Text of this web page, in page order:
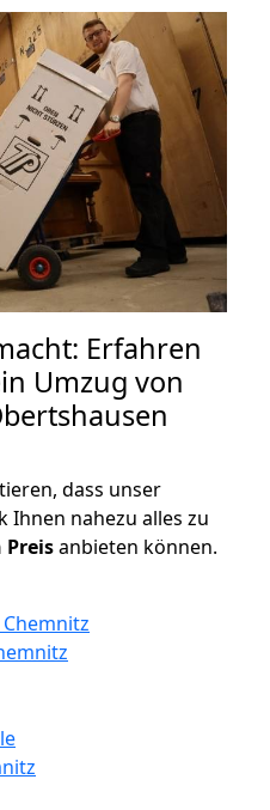
Erfahren
Umzug von
dass unser
Ihnen nahezu alles zu
Preisanbieten können.